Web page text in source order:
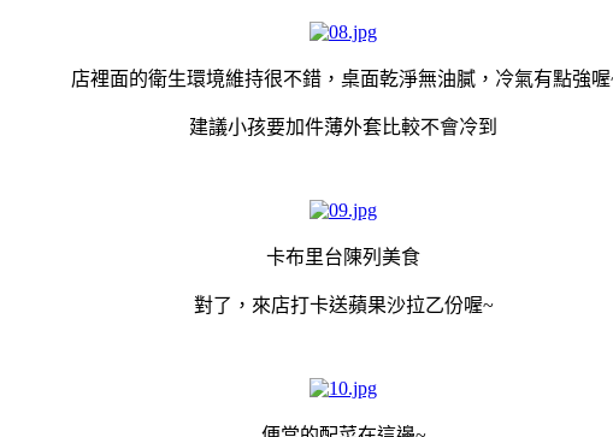
店裡面的衛生環境維持很不錯，桌面乾淨無油膩，冷氣有點強喔
建議小孩要加件薄外套比較不會冷到
卡布里台陳列美食
對了，來店打卡送蘋果沙拉乙份喔~